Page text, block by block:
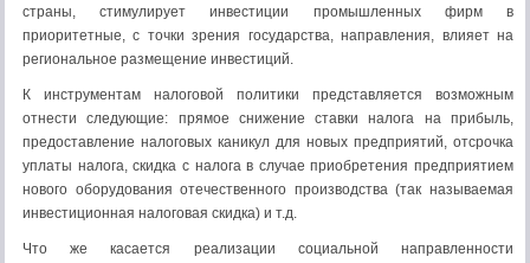
страны, стимулирует инвестиции промышленных фирм в
приоритетные, с точки зрения государства, направления, влияет на
региональное размещение инвестиций.
К инструментам налоговой политики представляется возможным
отнести следующие: прямое снижение ставки налога на прибыль,
предоставление налоговых каникул для новых предприятий, отсрочка
уплаты налога, скидка с налога в случае приобретения предприятием
нового оборудования отечественного производства (так называемая
инвестиционная налоговая скидка) и т.д.
Что же касается реализации социальной направленности